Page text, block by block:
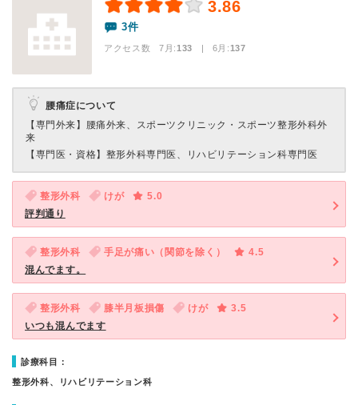
3.86
3件
アクセス数 7月:133 | 6月:137
腰痛症について
【専門外来】
腰痛外来、スポーツクリニック・スポーツ整形外科外
来
【専門医・資格】 整形外科専門医、リハビリテーション科専門医
整形外科 けが
5.0
評判通り
整形外科 手足が痛い（関節を除く）
4.5
混んでます。
整形外科 膝半月板損傷 けが
3.5
いつも混んでます
診療科目：
整形外科、リハビリテーション科